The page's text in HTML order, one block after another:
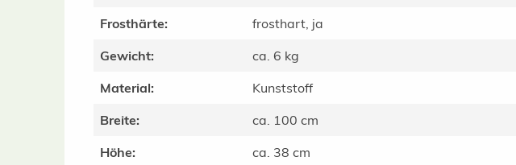
Frosthärte:
frosthart, ja
Gewicht:
ca. 6 kg
Material:
Kunststoff
Breite:
ca. 100 cm
Höhe:
ca. 38 cm